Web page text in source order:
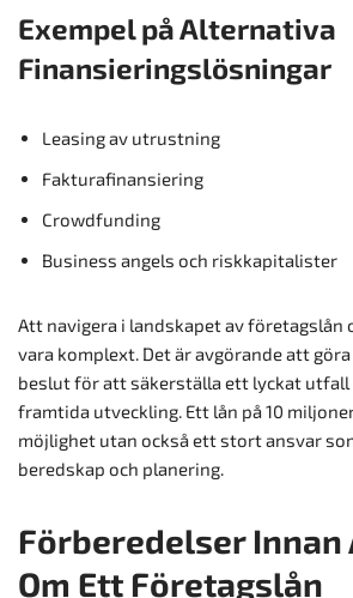
Exempel på Alternativa
Finansieringslösningar
Leasing av utrustning
Fakturafinansiering
Crowdfunding
Business angels och riskkapitalister
Att navigera i landskapet av företagslån
vara komplext. Det är avgörande att
beslut för att säkerställa ett lyckat
framtida utveckling. Ett lån på 10
möjlighet utan också ett stort ansvar
beredskap och planering.
Förberedelser Innan
Om Ett Företagslån